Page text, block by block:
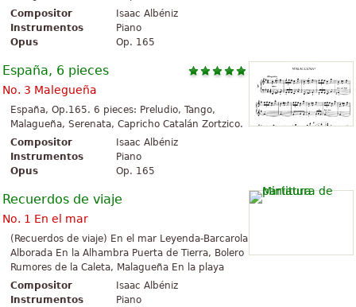
Compositor
Isaac Albéniz
Instrumentos
Piano
Opus
Op. 165
España, 6 pieces
No. 3 Malegueña
España, Op.165. 6 pieces: Preludio, Tango,
Malagueña, Serenata, Capricho Catalán Zortzico.
Compositor
Isaac Albéniz
Instrumentos
Piano
Opus
Op. 165
Recuerdos de viaje
No. 1 En el mar
(Recuerdos de viaje) En el mar Leyenda-Barcarola
Alborada En la Alhambra Puerta de Tierra, Bolero
Rumores de la Caleta, Malagueña En la playa
Compositor
Isaac Albéniz
Instrumentos
Piano